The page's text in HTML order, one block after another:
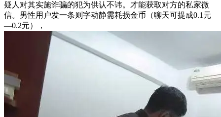
疑人对其实施诈骗的犯为供认不讳。才能获取对方的私家微
信。男性用户发一条则字动静需耗损金币（聊天可提成0.1元
—0.2元），